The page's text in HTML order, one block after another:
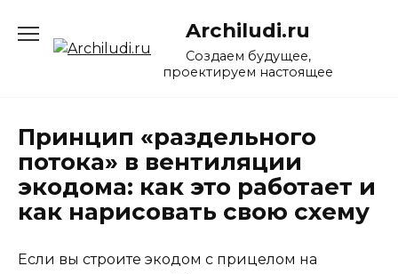
содержанию
Archiludi.ru
Создаем будущее,
проектируем настоящее
Принцип «раздельного
потока» в вентиляции
экодома: как это работает и
как нарисовать свою схему
Если вы строите экодом с прицелом на